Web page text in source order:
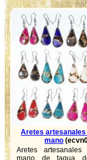
Aretes artesanales
mano
Aretes